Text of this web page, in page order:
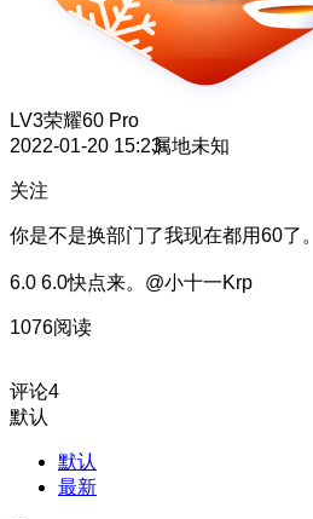
LV3荣耀60 Pro
2022-01-20 15:23属地未知
关注
你是不是换部门了我现在都用60了。
6.0 6.0快点来。@小十一Krp
1076阅读
评论4
默认
默认
最新